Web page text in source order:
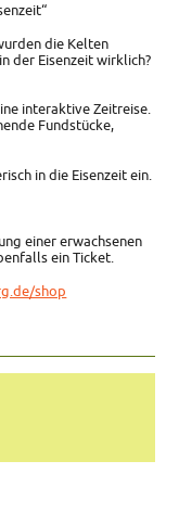
die Kelten
der Eisenzeit wirklich?
interaktive Zeitreise.
Fundstücke,
in die Eisenzeit ein.
einer erwachsenen
ein Ticket.
shop